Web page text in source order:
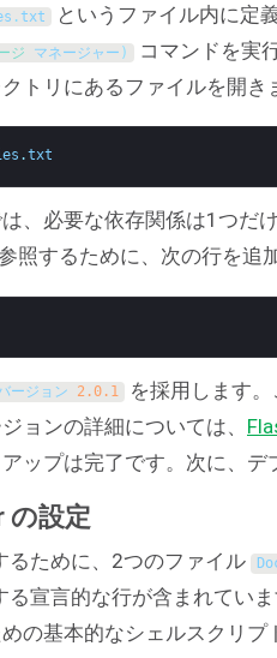
.txt というファイル内に定
ジ マネージャー ) コマンドを実
トリにあるファイルを開き
.txt
、必要な依存関係は1つだ
照するために、次の行を追
ージョン 2.0.1 を採用します。
ョンの詳細については、
ップは完了です。次に、
の設定
るために、2つのファイル
る宣言的な行が含まれてい
の基本的なシェルスクリ